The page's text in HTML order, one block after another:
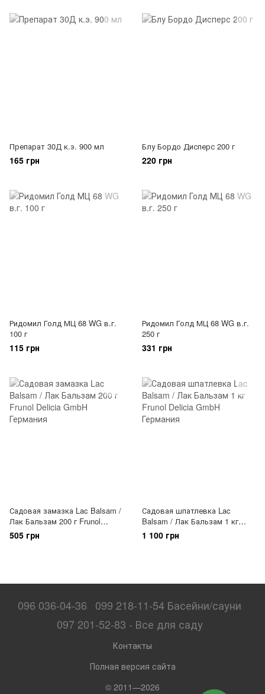
Препарат 30Д к.э. 900 мл
165 грн
Блу Бордо Дисперс 200 г
220 грн
Ридомил Голд МЦ 68 WG в.г.
100 г
115 грн
Ридомил Голд МЦ 68 WG в.г.
250 г
331 грн
Садовая замазка Lac Balsam /
Лак Бальзам 200 г Frunol
Delicia GmbH Германия
505 грн
Садовая шпатлевка Lac
Balsam / Лак Бальзам 1 кг
Frunol Delicia GmbH Германия
1 100 грн
096 036-04-36
099 218-11-54 Басейни/сауни
097 201-52-83 - Все для саду
Контакты
Полная версия сайта
© 2011—2026